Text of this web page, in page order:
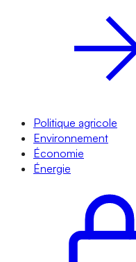
Politique agricole
Environnement
Économie
Énergie